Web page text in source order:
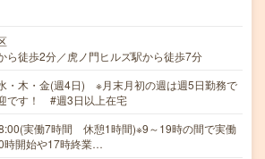
ら徒歩2分／虎ノ門ヒルズ駅から徒歩7分
・木・金(週4日) ※月末月初の週は週5日勤務で
です！ #週3日以上在宅
実働7時間 休憩1時間)※9～19時の間で実働
時開始や17時終業…